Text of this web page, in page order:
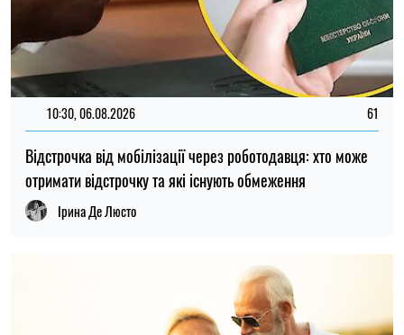
10:30, 06.08.2026 61
Відстрочка від мобілізації через роботодавця: хто може
отримати відстрочку та які існують обмеження
Ірина Де Люсто